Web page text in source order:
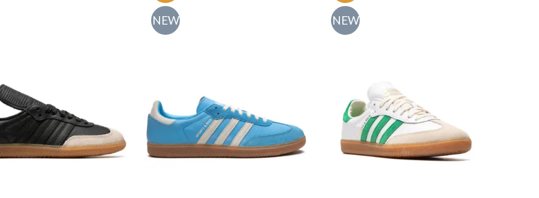
NEW NEW